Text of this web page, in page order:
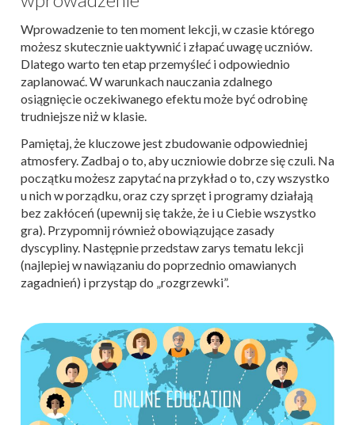
Wprowadzenie to ten moment lekcji, w czasie którego
możesz skutecznie uaktywnić i złapać uwagę uczniów.
Dlatego warto ten etap przemyśleć i odpowiednio
zaplanować. W warunkach nauczania zdalnego
osiągnięcie oczekiwanego efektu może być odrobinę
trudniejsze niż w klasie.
Pamiętaj, że kluczowe jest zbudowanie odpowiedniej
atmosfery. Zadbaj o to, aby uczniowie dobrze się czuli. Na
początku możesz zapytać na przykład o to, czy wszystko
u nich w porządku, oraz czy sprzęt i programy działają
bez zakłóceń (upewnij się także, że i u Ciebie wszystko
gra). Przypomnij również obowiązujące zasady
dyscypliny. Następnie przedstaw zarys tematu lekcji
(najlepiej w nawiązaniu do poprzednio omawianych
zagadnień) i przystąp do „rozgrzewki”.